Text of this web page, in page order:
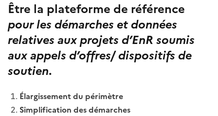
Être la plateforme de référence
pour les démarches et données
relatives aux projets d’EnR soumis
aux appels d’offres/ dispositifs de
soutien.
Élargissement du périmètre
Simplification des démarches